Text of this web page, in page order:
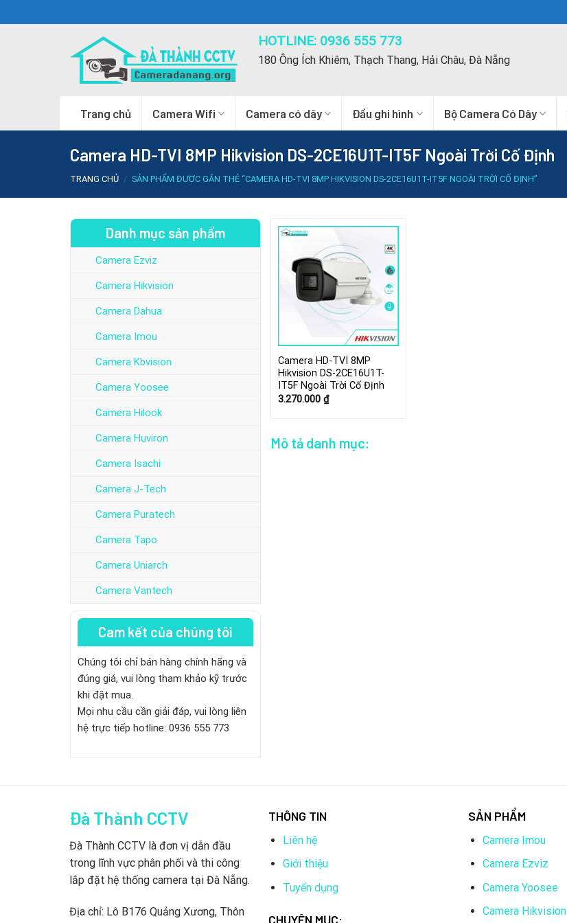
to
HOTLINE: 0936 555 773
180 Ông Ích Khiêm, Thạch Thang, Hải Châu, Đà Nẵng
Trang chủ Camera Wifi Camera có dây Đầu ghi hình Bộ Camera Có Dây
Camera HD-TVI 8MP Hikvision DS-2CE16U1T-IT5F Ngoài Trời Cố Định
TRANG CHỦ / SẢN PHẨM ĐƯỢC GẮN THẺ “CAMERA HD-TVI 8MP HIKVISION DS-2CE16U1T-IT5F NGOÀI TRỜI CỐ ĐỊNH”
Danh mục sản phẩm
Camera Ezviz
Camera Hikvision
Camera Dahua
Camera Imou
Camera Kbvision
Camera Yoosee
Camera Hilook
Camera Huviron
Camera Isachi
Camera J-Tech
Camera Puratech
Camera Tapo
Camera Uniarch
Camera Vantech
Cam kết của chúng tôi
Chúng tôi chỉ bán hàng chính hãng và
đúng giá, vui lòng tham khảo kỹ trước
khi đặt mua.
Mọi nhu cầu cần giải đáp, vui lòng liên
hệ trực tiếp hotline: 0936 555 773
Camera HD-TVI 8MP
Hikvision DS-2CE16U1T-
IT5F Ngoài Trời Cố Định
3.270.000₫
Mô tả danh mục:
Đà Thành CCTV
Đà Thành CCTV là đơn vị dẫn đầu
trong lĩnh vực phân phối và thi công
lắp đặt hệ thống camera tại Đà Nẵng.
Địa chỉ: Lô B176 Quảng Xương, Thôn
THÔNG TIN
Liên hệ
Giới thiệu
Tuyển dụng
CHUYÊN MỤC:
SẢN PHẨM
Camera Imou
Camera Ezviz
Camera Yoosee
Camera Hikvision